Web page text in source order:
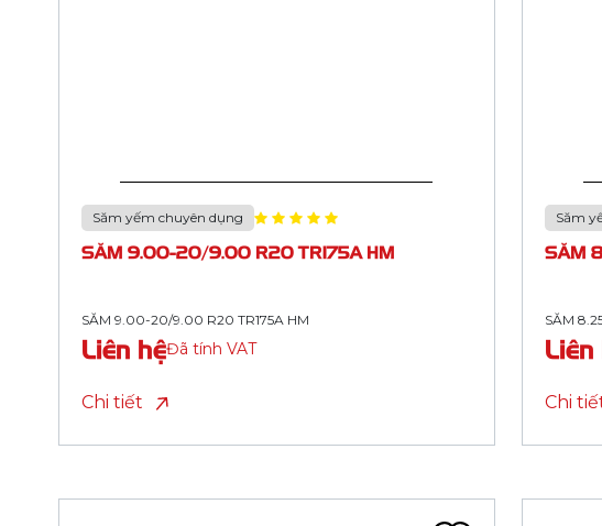
Săm yếm chuyên dụng
SĂM 11.00-20/11.00 R20 TR78A HM
SĂM 11.00-20/11.00 R20 TR78A HM
Liên hệĐã tính VAT
Chi tiết
Săm
SĂM
SĂM
Liên
Chi